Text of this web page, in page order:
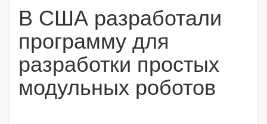
В США разработали
программу для
разработки простых
модульных роботов